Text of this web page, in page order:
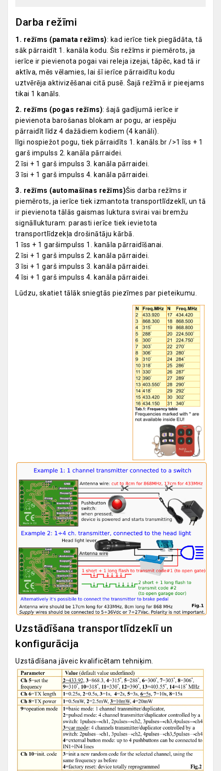
Darba režīmi
1. režīms (pamata režīms): kad ierīce tiek piegādāta, tā
sāk pārraidīt 1. kanāla kodu. Šis režīms ir piemērots, ja
ierīce ir pievienota pogai vai releja izejai, tāpēc, kad tā ir
aktīva, mēs vēlamies, lai šī ierīce pārraidītu kodu
uztvērēja aktivizēšanai citā pusē. Šajā režīmā ir pieejams
tikai 1 kanāls.
2. režīms (pogas režīms): šajā gadījumā ierīce ir
pievienota barošanas blokam ar pogu, ar iespēju
pārraidīt līdz 4 dažādiem kodiem (4 kanāli).
Ilgi nospiežot pogu, tiek pārraidīts 1. kanāls.br />1 īss + 1
garš impulss 2. kanāla pārraidei.
2 īsi + 1 garš impulss 3. kanāla pārraidei.
3 īsi + 1 garš impulss 4. kanāla pārraidei.
3. režīms (automašīnas režīms)Šis darba režīms ir
piemērots, ja ierīce tiek izmantota transportlīdzeklī, un tā
ir pievienota tālās gaismas luktura svirai vai bremžu
signāllukturam: parasti ierīce tiek ievietota
transportlīdzekļa drošinātāju kārbā.
1 īss + 1 garšimpulss 1. kanāla pārraidīšanai.
2 īsi + 1 garš impulss 2. kanāla pārraidei.
3 īsi + 1 garš impulss 3. kanāla pārraidei.
4 īsi + 1 garš impulss 4. kanāla pārraidei.
Lūdzu, skatiet tālāk sniegtās piezīmes par pieteikumu.
Uzstādīšana transportlīdzeklī un
konfigurācija
Uzstādīšana jāveic kvalificētam tehniķim.